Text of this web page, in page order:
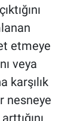
etmeye
veya
karşılık
nesneye